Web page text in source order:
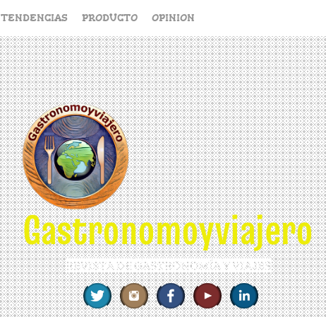
TENDENCIAS PRODUCTO OPINION
Gastronomoyviajero
REVISTA DE GASTRONOMÍA Y VIAJES